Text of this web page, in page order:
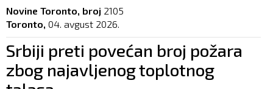
Novine Toronto, broj 2105
Toronto, 04. avgust 2026.
Srbiji preti povećan broj požara
zbog najavljenog toplotnog